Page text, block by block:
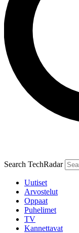
Search TechRadar
Uutiset
Arvostelut
Oppaat
Puhelimet
TV
Kannettavat